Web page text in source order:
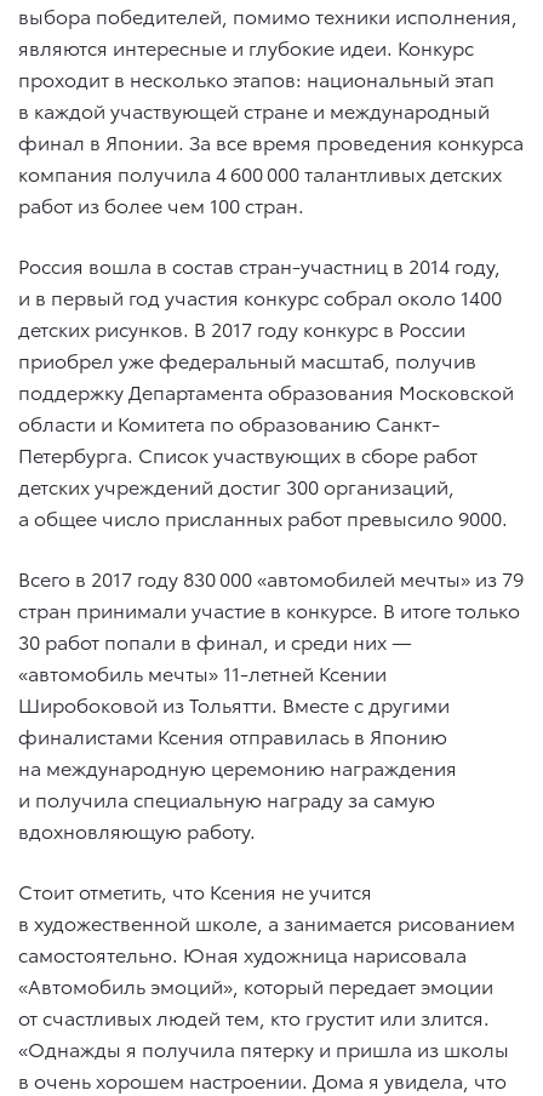
выбора победителей, помимо техники исполнения,
являются интересные и глубокие идеи. Конкурс
проходит в несколько этапов: национальный этап
в каждой участвующей стране и международный
финал в Японии. За все время проведения конкурса
компания получила 4 600 000 талантливых детских
работ из более чем 100 стран.
Россия вошла в состав стран-участниц в 2014 году,
и в первый год участия конкурс собрал около 1400
детских рисунков. В 2017 году конкурс в России
приобрел уже федеральный масштаб, получив
поддержку Департамента образования Московской
области и Комитета по образованию Санкт-
Петербурга. Список участвующих в сборе работ
детских учреждений достиг 300 организаций,
а общее число присланных работ превысило 9000.
Всего в 2017 году 830 000 «автомобилей мечты» из 79
стран принимали участие в конкурсе. В итоге только
30 работ попали в финал, и среди них —
«автомобиль мечты» 11-летней Ксении
Широбоковой из Тольятти. Вместе с другими
финалистами Ксения отправилась в Японию
на международную церемонию награждения
и получила специальную награду за самую
вдохновляющую работу.
Стоит отметить, что Ксения не учится
в художественной школе, а занимается рисованием
самостоятельно. Юная художница нарисовала
«Автомобиль эмоций», который передает эмоции
от счастливых людей тем, кто грустит или злится.
«Однажды я получила пятерку и пришла из школы
в очень хорошем настроении. Дома я увидела, что